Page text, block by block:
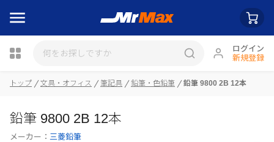
ログイン
新規登録
瓶詰
トップ 文具・オフィス 筆記具 鉛筆・色鉛筆 鉛筆 9800 2B 12本
鉛筆 9800 2B 12本
メーカー： 三菱鉛筆